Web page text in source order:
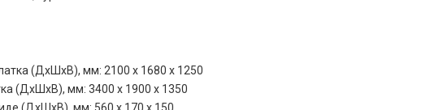
(ДхШхВ), мм: 2100 х 1680 х 1250
(ДхШхВ), мм: 3400 х 1900 х 1350